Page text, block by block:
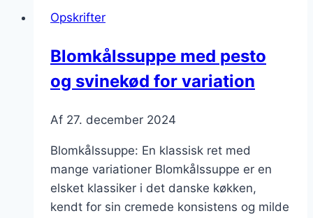
Opskrifter
Blomkålssuppe med pesto
og svinekød for variation
Af 27. december 2024
Blomkålssuppe: En klassisk ret med
mange variationer Blomkålssuppe er en
elsket klassiker i det danske køkken,
kendt for sin cremede konsistens og milde